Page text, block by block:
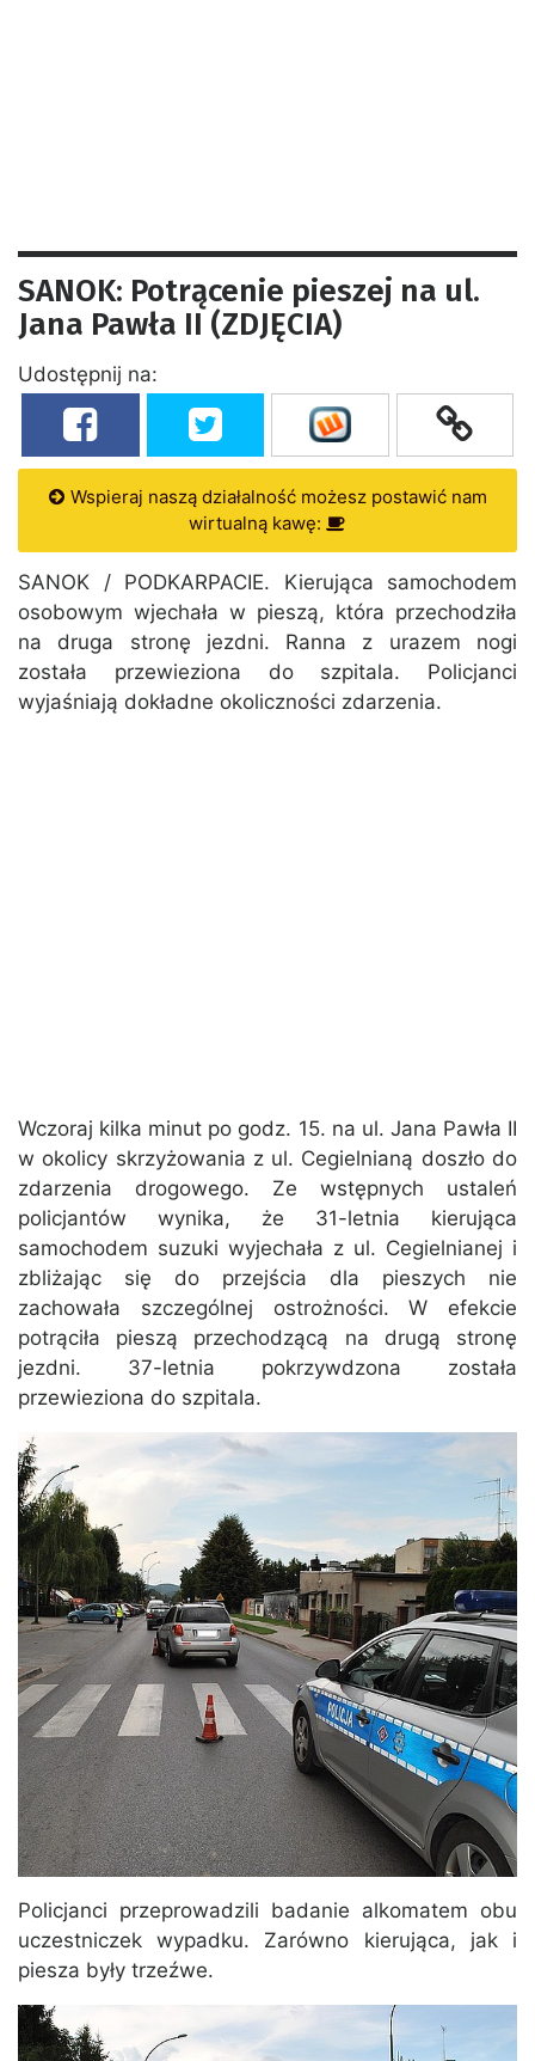
SANOK: Potrącenie pieszej na ul.
Jana Pawła II (ZDJĘCIA)
Udostępnij na:
Wspieraj naszą działalność możesz postawić nam
wirtualną kawę:
SANOK / PODKARPACIE. Kierująca samochodem
osobowym wjechała w pieszą, która przechodziła
na druga stronę jezdni. Ranna z urazem nogi
została przewieziona do szpitala. Policjanci
wyjaśniają dokładne okoliczności zdarzenia.
Wczoraj kilka minut po godz. 15. na ul. Jana Pawła II
w okolicy skrzyżowania z ul. Cegielnianą doszło do
zdarzenia drogowego. Ze wstępnych ustaleń
policjantów wynika, że 31-letnia kierująca
samochodem suzuki wyjechała z ul. Cegielnianej i
zbliżając się do przejścia dla pieszych nie
zachowała szczególnej ostrożności. W efekcie
potrąciła pieszą przechodzącą na drugą stronę
jezdni. 37-letnia pokrzywdzona została
przewieziona do szpitala.
Policjanci przeprowadzili badanie alkomatem obu
uczestniczek wypadku. Zarówno kierująca, jak i
piesza były trzeźwe.